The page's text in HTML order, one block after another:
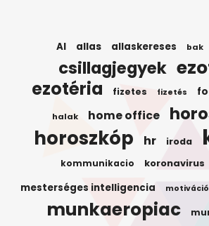
AI allas allaskereses bak
csillagjegyek
ezotéria fizetes fizetés
halak home office
horoszkóp hr iroda
kommunikacio koronavirus
mesterséges intelligencia motiváció
munkaeropiac